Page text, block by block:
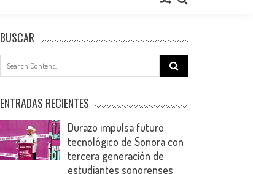
BUSCAR
Search
for:
ENTRADAS RECIENTES
Durazo impulsa futuro
tecnológico de Sonora con
tercera generación de
estudiantes sonorenses